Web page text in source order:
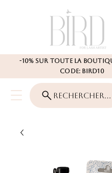
-10% SUR TOUTE LA
CODE: BIRD10
Rechercher...